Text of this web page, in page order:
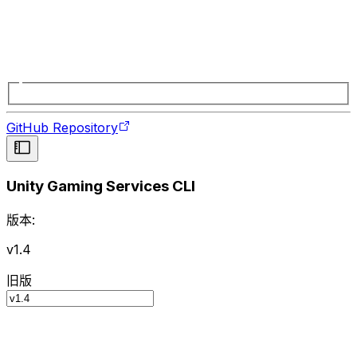
GitHub Repository
Unity Gaming Services CLI
版本:
v1.4
旧版